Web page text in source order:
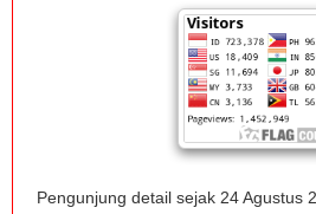
Pengunjung detail sejak 24 Agustus